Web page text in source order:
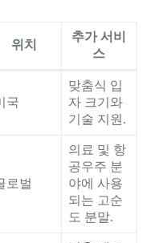
위치
추가 서비
스
국
맞춤식 입
자 크기와
기술 지원.
로벌
의료 및 항
공우주 분
야에 사용
되는 고순
도 분말.